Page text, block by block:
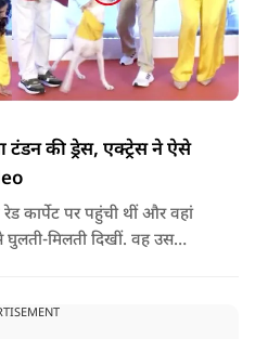
टंडन की ड्रेस, एक्ट्रेस ने ऐसे
कार्पेट पर पहुंची थीं और वहां
मिलती दिखीं. वह उस
ड्रेस की लटकती हुई डोरी और